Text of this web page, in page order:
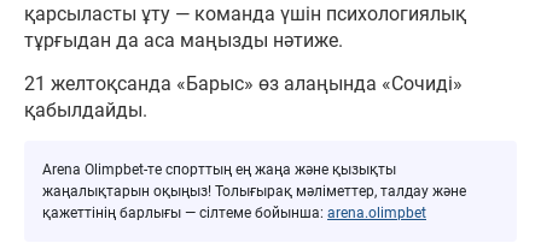
қарсыласты ұту — команда үшін психологиялық
тұрғыдан да аса маңызды нәтиже.
21 желтоқсанда «Барыс» өз алаңында «Сочиді»
қабылдайды.
Arena Olimpbet-те спорттың ең жаңа және қызықты
жаңалықтарын оқыңыз! Толығырақ мәліметтер, талдау және
қажеттінің барлығы — сілтеме бойынша: arena.olimpbet